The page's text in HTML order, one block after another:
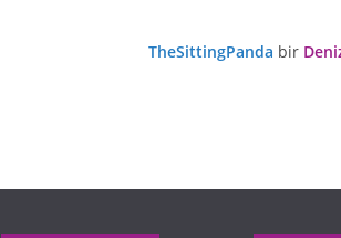
TheSittingPanda bir